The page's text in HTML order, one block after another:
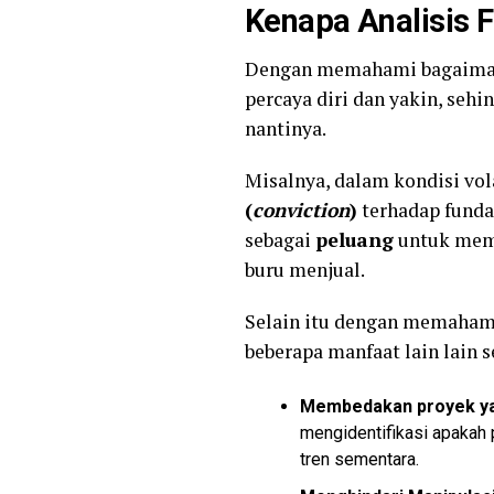
Kenapa Analisis
Dengan memahami
percaya diri dan yakin,
nantinya.
Misalnya, dalam kondisi
(conviction) terhadap
sebagai peluanguntuk
buru menjual.
Selain itu dengan
beberapa manfaat lain lain
Membedakan proyek
mengidentifikasi
tren sementara.